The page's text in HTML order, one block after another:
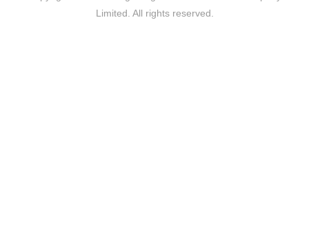
Limited. All rights reserved.